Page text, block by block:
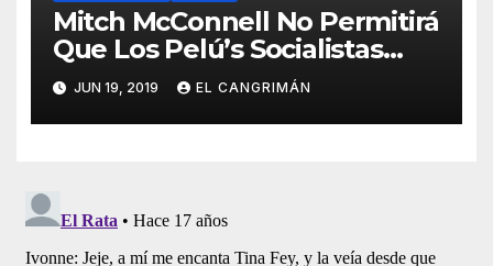
Mitch McConnell No Permitirá
Que Los Pelú’s Socialistas
Comunistas Del PNP Logren
La Estadidad
JUN 19, 2019 EL CANGRIMÁN